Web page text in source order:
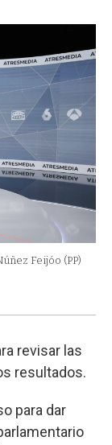
Feijóo (PP)
revisar las
resultados.
para dar